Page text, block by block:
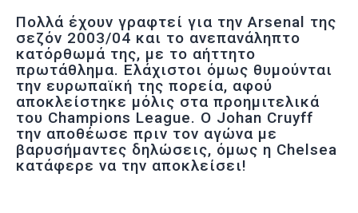
Πολλά έχουν γραφτεί για την Arsenal της
σεζόν 2003/04 και το ανεπανάληπτο
κατόρθωμά της, με το αήττητο
πρωτάθλημα. Ελάχιστοι όμως θυμούνται
την ευρωπαϊκή της πορεία, αφού
αποκλείστηκε μόλις στα προημιτελικά
του Champions League. Ο Johan Cruyff
την αποθέωσε πριν τον αγώνα με
βαρυσήμαντες δηλώσεις, όμως η Chelsea
κατάφερε να την αποκλείσει!